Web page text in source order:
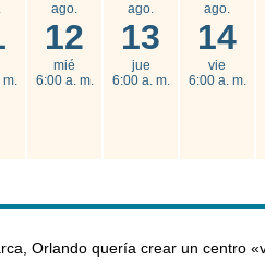
m.
ago.
12
mié
6:00 a. m.
ago.
13
jue
6:00 a. m.
ago.
14
vie
6:00 a. m.
Orlando quería crear un centro